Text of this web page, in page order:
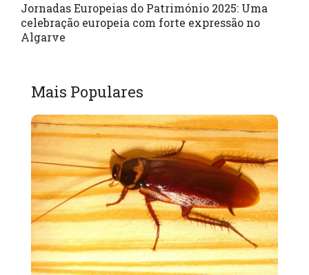
Jornadas Europeias do Património 2025: Uma
celebração europeia com forte expressão no
Algarve
Mais Populares